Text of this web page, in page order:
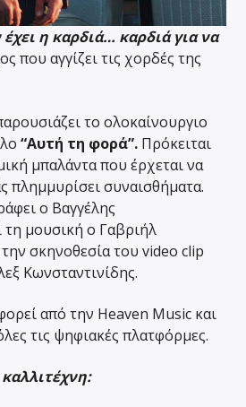
η καρδιά… καρδιά για να
που αγγίζει τις χορδές της
το ολοκαίνουργιο
“Αυτή τη φορά”. Πρόκειται
μπαλάντα που έρχεται να
πλημμυρίσει συναισθήματα.
ο Βαγγέλης
τη μουσική ο Γαβριήλ
σκηνοθεσία του video clip
Κωνσταντινίδης.
από την Heaven Music και
τις ψηφιακές πλατφόρμες.